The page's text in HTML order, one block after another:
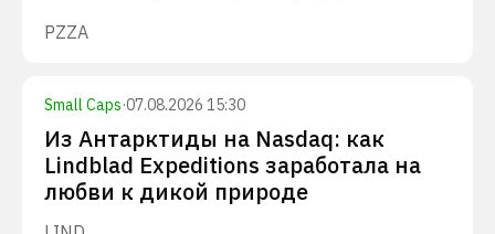
PZZA
Small Caps·07.08.2026 15:30
Из Антарктиды на Nasdaq: как
Lindblad Expeditions заработала на
любви к дикой природе